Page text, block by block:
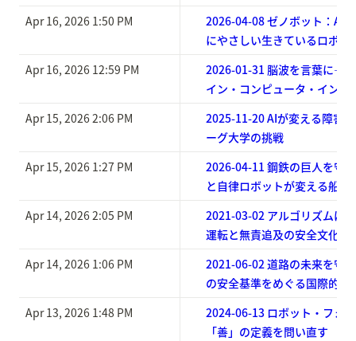
Apr 16, 2026 1:50 PM
2026-04-08 ゼノボット：AI
にやさしい生きているロボッ
Apr 16, 2026 12:59 PM
2026-01-31 脳波を言葉に
イン・コンピュータ・インタ
Apr 15, 2026 2:06 PM
2025-11-20 AIが変える障害
ーグ大学の挑戦
Apr 15, 2026 1:27 PM
2026-04-11 鋼鉄の巨人を守
と自律ロボットが変える船体
Apr 14, 2026 2:05 PM
2021-03-02 アルゴリズムは
運転と無責追及の安全文化
Apr 14, 2026 1:06 PM
2021-06-02 道路の未来を守
の安全基準をめぐる国際的攻
Apr 13, 2026 1:48 PM
2024-06-13 ロボット・フォ
「善」の定義を問い直す